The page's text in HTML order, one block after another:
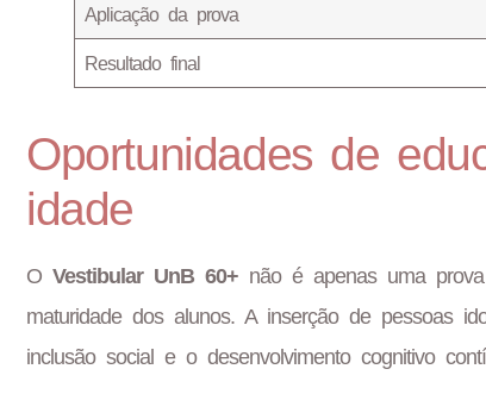
Aplicação da prova
Resultado final
Oportunidades de
idade
O Vestibular UnB 60+ não é apenas uma
maturidade dos alunos. A inserção de pessoas
inclusão social e o desenvolvimento cognitivo